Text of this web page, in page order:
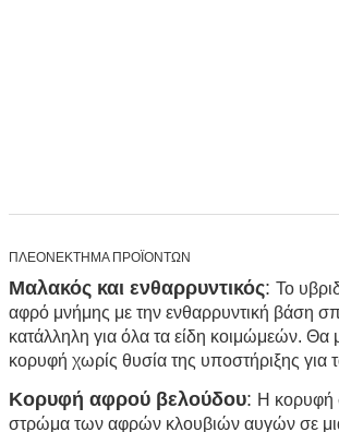
ΠΛΕΟΝΕΚΤΗΜΑ ΠΡΟΪΟΝΤΩΝ
Μαλακός και ενθαρρυντικός: Το
αφρό μνήμης με την ενθαρρυντική βάση
κατάλληλη για όλα τα είδη κοιμώμεών.
κορυφή χωρίς θυσία της υποστήριξης
Κορυφή αφρού βελούδου: Η κορυφή
στρώμα των αφρών κλουβιών αυγών σε